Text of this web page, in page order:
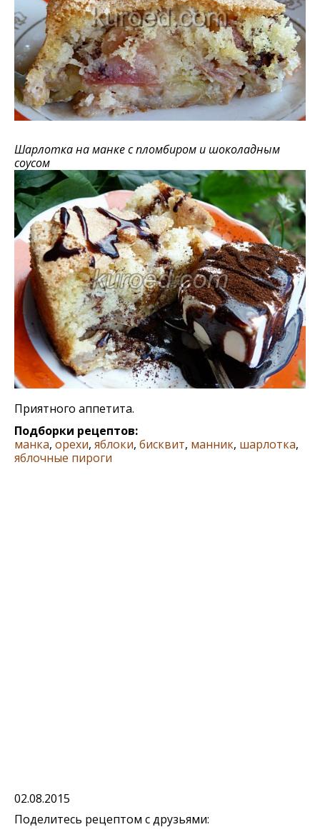
Шарлотка на манке с пломбиром и шоколадным
соусом
Приятного аппетита.
Подборки рецептов:
манка, орехи, яблоки, бисквит, манник, шарлотка,
яблочные пироги
02.08.2015
Поделитесь рецептом с друзьями: